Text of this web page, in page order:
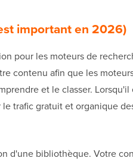
important en 2026)
pour les moteurs de
contenu afin que les
et le classer. Lorsqu'il
trafic gratuit et organique
d'une bibliothèque. Votre